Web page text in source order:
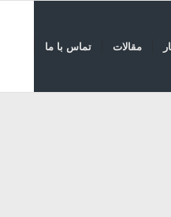
مقالات تماس با ما